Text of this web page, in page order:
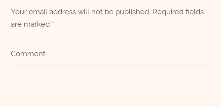
Your email address will not be published. Required fields
are marked *
Comment